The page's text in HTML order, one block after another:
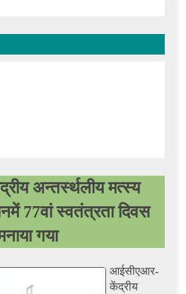
अन्तर्स्थलीय मत्स्य
77वां स्वतंत्रता दिवस
गया
आईसीएआर-
केंद्रीय